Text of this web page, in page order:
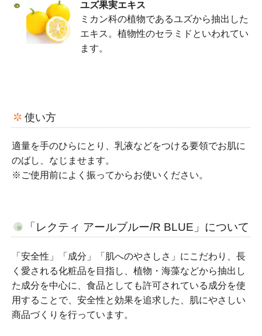
ユズ果実エキス
ミカン科の植物であるユズから抽出した
エキス。植物性のセラミドといわれてい
ます。
使い方
適量を手のひらにとり、乳液などをつける要領でお肌に
のばし、なじませます。
※ご使用前によく振ってからお使いください。
「レクティ アールブルー/R BLUE」について
「安全性」「成分」「肌へのやさしさ」にこだわり、長
く愛される化粧品を目指し、植物・海藻などから抽出し
た成分を中心に、食品としても許可されている成分を使
用することで、安全性と効果を追求した、肌にやさしい
商品づくりを行っています。